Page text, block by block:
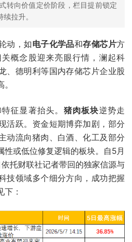
向价值定价阶段，栏目提前锁定
拉升。
动，如电子化学品和存储芯片方
概念股迎来亮眼行情，澜起科
、德明利等国内存储芯片企业股
征显著抬头。 猪肉板块逆势走
活跃。资金短期博弈加剧，部分
动流向猪肉、白酒、化工及部分
性或低位修复逻辑的板块。自5月
托财联社记者带回的独家信源与
技领域多个细分方向，成功把握
下：